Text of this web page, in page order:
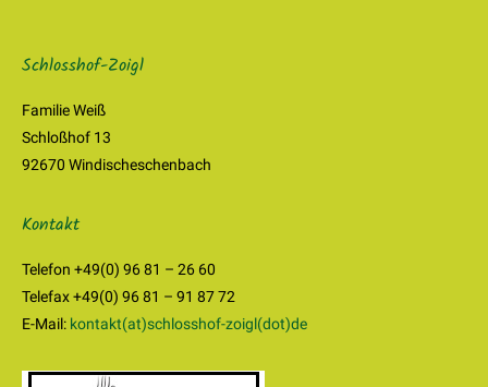
Schlosshof-Zoigl
Familie Weiß
Schloßhof 13
92670 Windischeschenbach
Kontakt
Telefon +49(0) 96 81 – 26 60
Telefax +49(0) 96 81 – 91 87 72
E-Mail: kontakt(at)schlosshof-zoigl(dot)de